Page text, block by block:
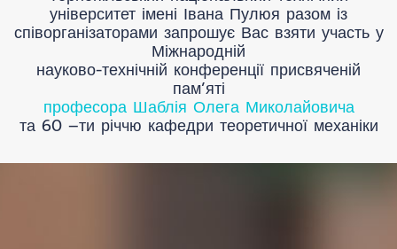
університет імені Івана Пулюя разом із
співорганізаторами запрошує Вас взяти участь у
Міжнародній
науково-технічній конференції присвяченій
пам’яті
професора Шаблія Олега Миколайовича
та 60 –ти річчю кафедри теоретичної механіки